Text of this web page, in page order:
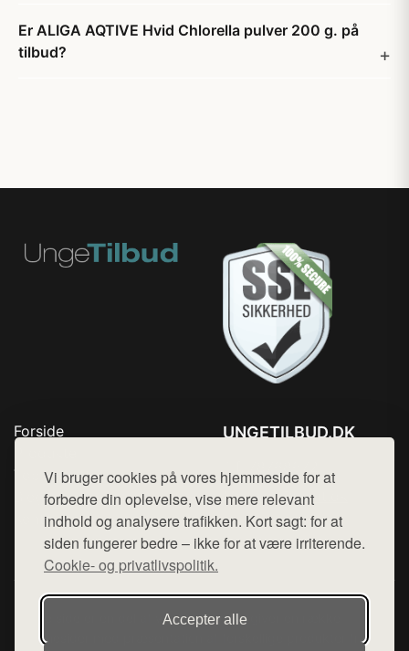
Vi bruger cookies på vores hjemmeside for at
forbedre din oplevelse, vise mere relevant
indhold og analysere trafikken. Kort sagt: for at
siden fungerer bedre – ikke for at være irriterende.
Cookie- og privatlivspolitik.
Accepter alle
Er ALIGA AQTIVE Hvid Chlorella pulver 200 g. på
tilbud?
Forside
Top Rabatter
Blog
Kontakt
UNGETILBUD.DK
Mail: hej@want.dk
Cookie- og privatlivspolitik
Denne side er en del af want.dk, der udgiver en række
hjemmesider med præsentation af forskellige produkter fra